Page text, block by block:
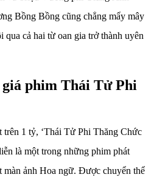
Bồng Bồng cũng chẳng mẩy mây
cả hai từ oan gia trở thành uyên
phim Thái Tử Phi
1 tỷ, ‘Thái Tử Phi Thăng Chức
là một trong những phim phát
màn ảnh Hoa ngữ. Được chuyển thể